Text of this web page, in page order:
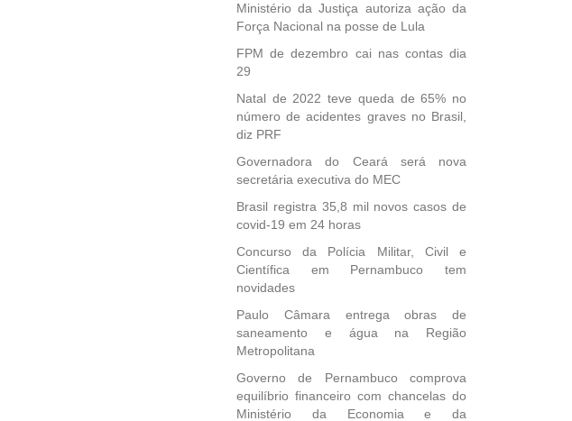
Ministério da Justiça autoriza ação da
Força Nacional na posse de Lula
FPM de dezembro cai nas contas dia
29
Natal de 2022 teve queda de 65% no
número de acidentes graves no Brasil,
diz PRF
Governadora do Ceará será nova
secretária executiva do MEC
Brasil registra 35,8 mil novos casos de
covid-19 em 24 horas
Concurso da Polícia Militar, Civil e
Científica em Pernambuco tem
novidades
Paulo Câmara entrega obras de
saneamento e água na Região
Metropolitana
Governo de Pernambuco comprova
equilíbrio financeiro com chancelas do
Ministério da Economia e da